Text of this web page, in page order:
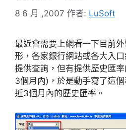
8 6 月 ,2007 作者: LuSoft
最近會需要上網看一下目前
形，各家銀行網站或各大入
提供查詢，但有提供歷史匯
3個月內)，於是動手寫了這
近3個月內的歷史匯率。